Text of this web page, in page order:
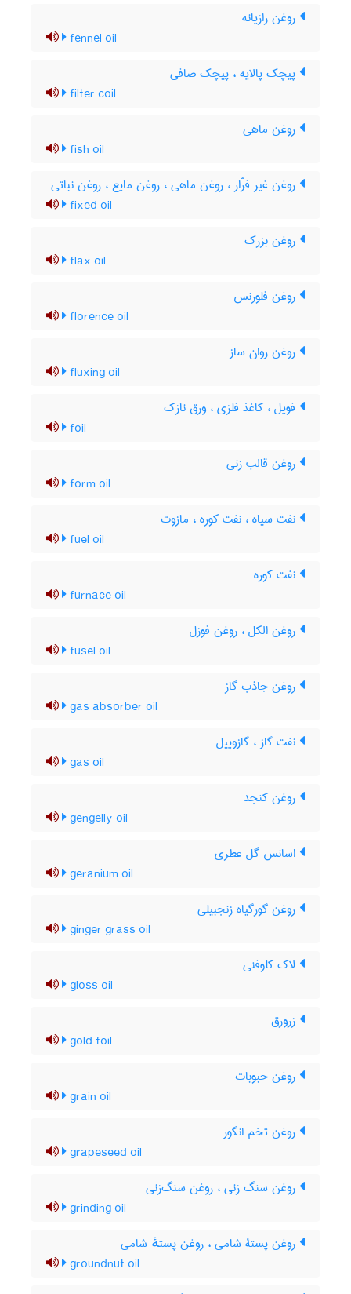
روغن رازیانه
fennel oil
پیچک پالایه ، پیچک صافی
filter coil
روغن ماهی
fish oil
روغن غیر فرّار ، روغن ماهی ، روغن مایع ، روغن نباتی
fixed oil
روغن بزرک
flax oil
روغن فلورنس
florence oil
روغن روان ساز
fluxing oil
فویل ، کاغذ فلزی ، ورق نازک
foil
روغن قالب زنی
form oil
نفت سیاه ، نفت کوره ، مازوت
fuel oil
نفت کوره
furnace oil
روغن الکل ، روغن فوزل
fusel oil
روغن جاذب گاز
gas absorber oil
نفت گاز ، گازوییل
gas oil
روغن کنجد
gengelly oil
اسانس گل عطری
geranium oil
روغن گورگیاه زنجبیلی
ginger grass oil
لاک کلوفنی
gloss oil
زرورق
gold foil
روغن حبوبات
grain oil
روغن تخم انگور
grapeseed oil
روغن سنگ زنی ، روغن سنگ‌زنی
grinding oil
روغن پستۀ شامی ، روغن پستهٔ شامی
groundnut oil